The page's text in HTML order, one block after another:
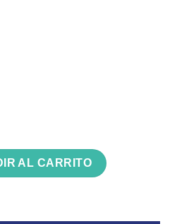
TURBO IV16 cantidad
AL CARRITO